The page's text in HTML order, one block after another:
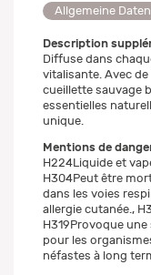
Allgemeine
Description
Diffuse dans
vitalisante. Avec de
cueillette sauvage
essentielles
unique.
Mentions de
H224Liquide et
H304Peut être
dans les voies
allergie cutanée.,
H319Provoque
pour les
néfastes à long